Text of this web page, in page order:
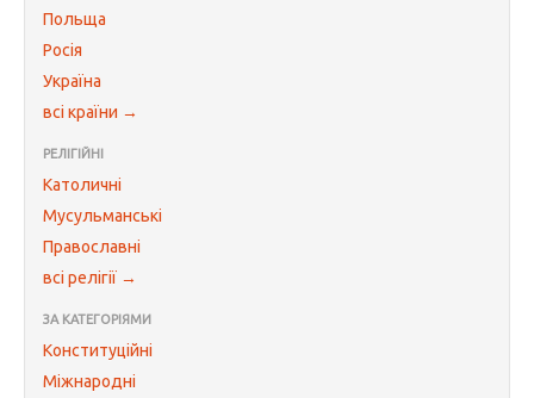
Польща
Росія
Україна
всі країни →
РЕЛІГІЙНІ
Католичні
Мусульманські
Православні
всі релігії →
ЗА КАТЕГОРІЯМИ
Конституційні
Міжнародні